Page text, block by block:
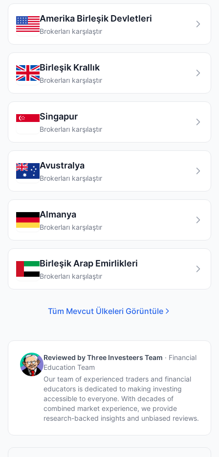
Amerika Birleşik Devletleri
Brokerları karşılaştır
Birleşik Krallık
Brokerları karşılaştır
Singapur
Brokerları karşılaştır
Avustralya
Brokerları karşılaştır
Almanya
Brokerları karşılaştır
Birleşik Arap Emirlikleri
Brokerları karşılaştır
Tüm Mevcut Ülkeleri Görüntüle
Reviewed byThree Investeers Team · Financial
Education Team
Our team of experienced traders and financial
educators is dedicated to making investing
accessible to everyone. With decades of
combined market experience, we provide
research-backed insights and unbiased reviews.